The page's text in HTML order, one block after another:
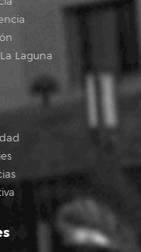
Laguna